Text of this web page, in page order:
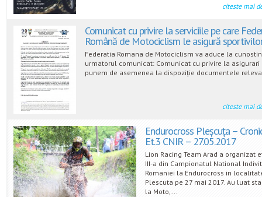
citeste mai
Comunicat cu privire la serviciile pe care
Română de Motociclism le asigură
Federatia Romana de Motociclism va aduce la
urmatorul comunicat: Comunicat cu privire la
punem de asemenea la dispoziție documentele
citeste mai
Endurocross Pleșcuța –
Et.3 CNIR – 27.05.2017
Lion Racing Team Arad a organizat
III-a din Campionatul National
Romaniei la Endurocross in
Plescuta pe 27 mai 2017. Au luat
la Moto,...